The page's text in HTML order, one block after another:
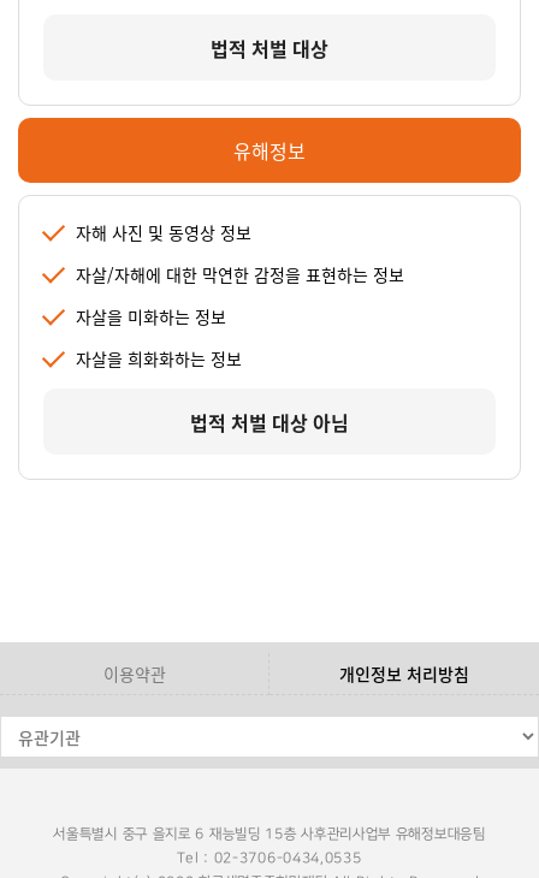
법적 처벌 대상
유해정보
자해 사진 및 동영상 정보
자살/자해에 대한 막연한 감정을 표현하는 정보
자살을 미화하는 정보
자살을 희화화하는 정보
법적 처벌 대상 아님
이용약관 개인정보 처리방침
서울특별시 중구 을지로 6 재능빌딩 15층 사후관리사업부 유해정보대응팀
Tel : 02-3706-0434,0535